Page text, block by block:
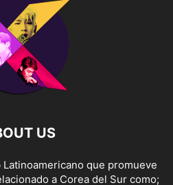
US
que promueve
a Corea del Sur como;